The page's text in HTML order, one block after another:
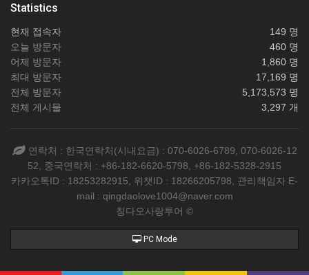
Statistics
현재 접속자
149 명
오늘 방문자
460 명
어제 방문자
1,860 명
최대 방문자
17,169 명
전체 방문자
5,173,573 명
전체 게시물
3,297 개
연락처 : 한국연락처(시내요금) : 070-6026-6789, 070-6026-12
52, 중국연락처 : +86-182-6620-5798, +86-182-5328-2915
카카오톡ID : 18253282915, 위챗ID : 18266205798, 관리책임자 E-
mail : qingdaolove1004@naver.com
칭다오사랑투어 ©
PC Mode